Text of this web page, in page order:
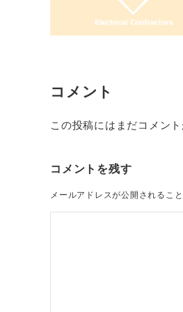
コメント
この投稿にはまだコメント
コメントを残す
メールアドレスが公開されるこ